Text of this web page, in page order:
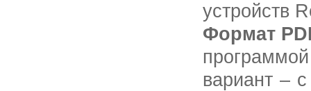
устройств
Формат
вариант –